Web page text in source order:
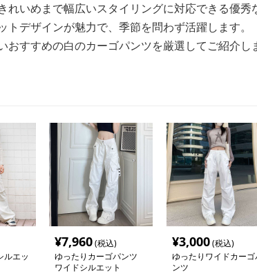
れいめまで幅広いスタイリングに対応できる優秀
デザインが魅力で、季節を問わず活躍します。
おすすめの白のカーゴパンツを厳選してご紹介し
ルエッ
¥7,960(税込)
ゆったりカーゴパンツ
ワイドシルエット
¥3,000(税込)
ゆったりワイドカーゴ
ンツ